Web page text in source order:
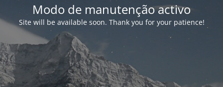
Modo de manutenção activo
Site will be available soon. Thank you for your patience!